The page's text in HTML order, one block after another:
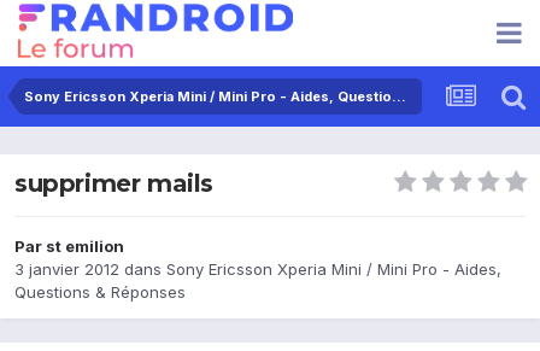
Sony Ericsson Xperia Mini / Mini Pro - Aides, Questions & Réponses
supprimer mails
Par st emilion
3 janvier 2012 dans Sony Ericsson Xperia Mini / Mini Pro - Aides,
Questions & Réponses